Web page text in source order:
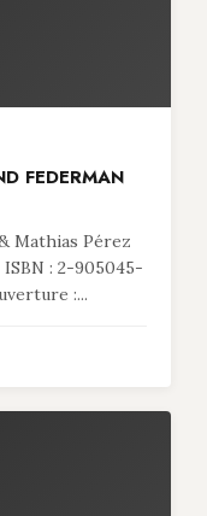
FEDERMAN
Mathias Pérez
: 2-905045-
:...